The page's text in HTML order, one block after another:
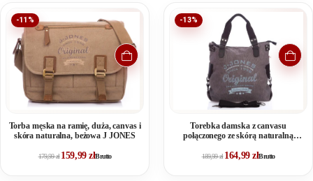
-11%
Torba męska na ramię, duża, canvas i
skóra naturalna, beżowa J JONES
179,99zł 159,99złBrutto
-13%
Torebka damska z canvasu
połączonego ze skórą naturalną
189,99zł 164,99złBrutto